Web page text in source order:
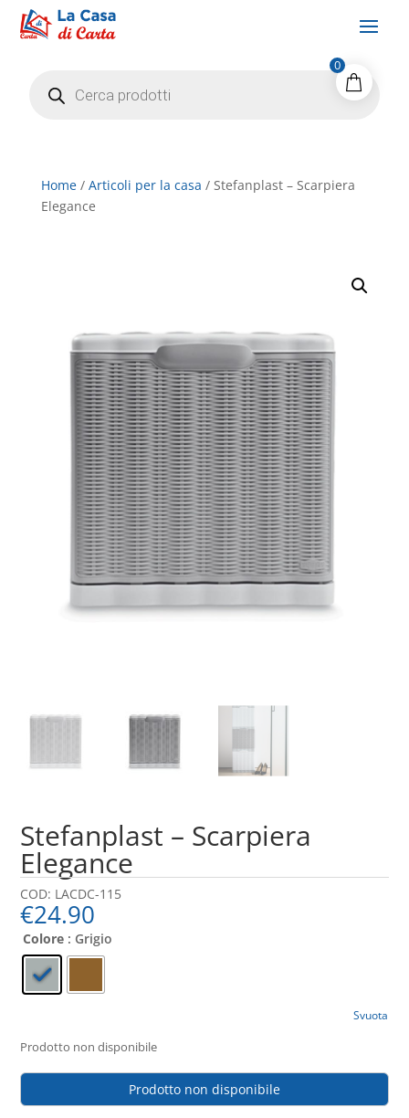
search
Home/ Articoli per la casa / Stefanplast – Scarpiera
Elegance
Stefanplast – Scarpiera
Elegance
COD: LACDC-115
€24.90
Colore : Grigio
Svuota
Prodotto non disponibile
Prodotto non disponibile
0